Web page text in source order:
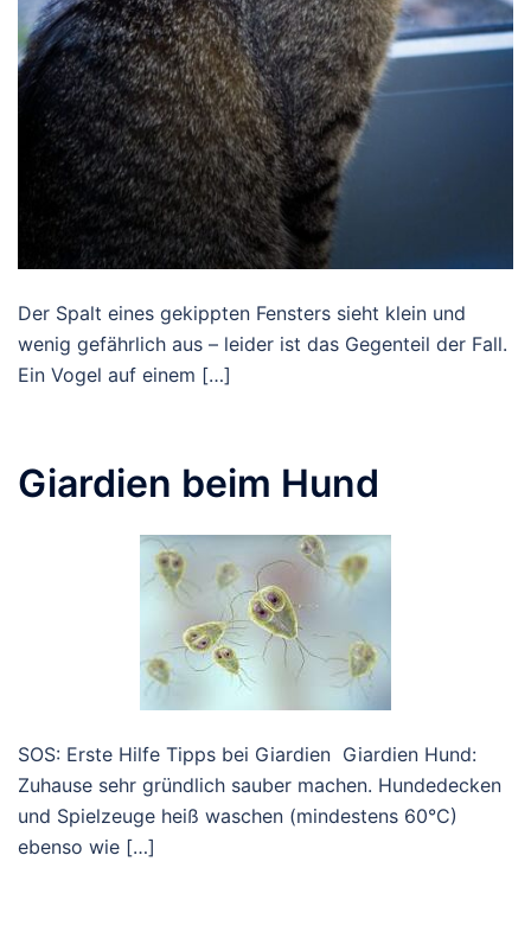
Der Spalt eines gekippten Fensters sieht klein und
wenig gefährlich aus – leider ist das Gegenteil der Fall.
Ein Vogel auf einem […]
Giardien beim Hund
SOS: Erste Hilfe Tipps bei Giardien Giardien Hund:
Zuhause sehr gründlich sauber machen. Hundedecken
und Spielzeuge heiß waschen (mindestens 60°C)
ebenso wie […]